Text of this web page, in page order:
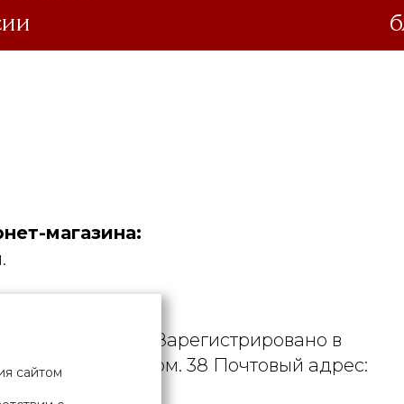
магазина:
190729471. Зарегистрировано в
д. 9А, пом. 38 Почтовый адрес:
сайтом